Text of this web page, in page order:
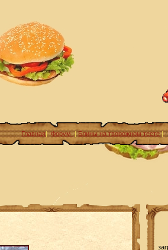
Главная|Форум|Блины на творожном тесте|